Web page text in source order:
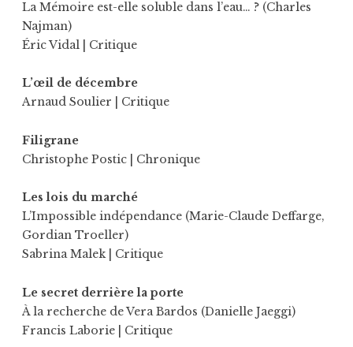
La Mémoire est-elle soluble dans l’eau… ? (Charles
Najman)
Éric Vidal | Critique
L’œil de décembre
Arnaud Soulier | Critique
Filigrane
Christophe Postic | Chronique
Les lois du marché
L’Impossible indépendance (Marie-Claude Deffarge,
Gordian Troeller)
Sabrina Malek| Critique
Le secret derrière la porte
À la recherche de Vera Bardos (Danielle Jaeggi)
Francis Laborie | Critique